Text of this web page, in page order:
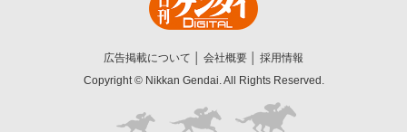
広告掲載について 会社概要
採用情報
Copyright © Nikkan Gendai. All Rights Reserved.